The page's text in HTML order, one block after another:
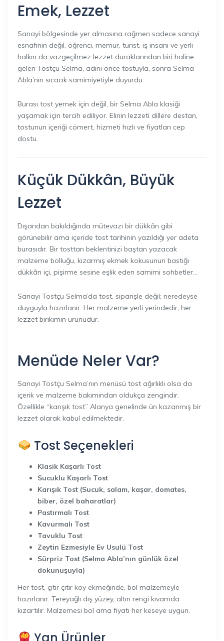
Emek, Lezzet
Sanayi bölgesinde yer almasına rağmen sadece sanayi
esnafının değil, öğrenci, memur, turist, iş insanı ve yerli
halkın da vazgeçilmez lezzet duraklarından biri haline
gelen Tostçu Selma, adını önce tostuyla, sonra Selma
Abla’nın sıcacık samimiyetiyle duyurdu.
Burası tost yemek için değil, bir Selma Abla klasiği
yaşamak için tercih ediliyor. Elinin lezzeti dillere destan,
tostunun içeriği cömert, hizmeti hızlı ve fiyatları cep
dostu.
Küçük Dükkân, Büyük
Lezzet
Dışarıdan bakıldığında mütevazı bir dükkân gibi
görünebilir ama içeride tost tarihinin yazıldığı yer adeta
burasıdır. Bir tosttan beklentinizi baştan yazacak
malzeme bolluğu, kızarmış ekmek kokusunun bastığı
dükkân içi, pişirme sesine eşlik eden samimi sohbetler…
Sanayi Tostçu Selma’da tost, siparişle değil; neredeyse
duyguyla hazırlanır. Her malzeme yerli yerindedir, her
lezzet birikimin ürünüdür.
Menüde Neler Var?
Sanayi Tostçu Selma’nın menüsü tost ağırlıklı olsa da
içerik ve malzeme bakımından oldukça zengindir.
Özellikle “karışık tost” Alanya genelinde ün kazanmış bir
lezzet olarak kabul edilmektedir.
Tost Seçenekleri
Klasik Kaşarlı Tost
Sucuklu Kaşarlı Tost
Karışık Tost (Sucuk, salam, kaşar, domates,
biber, özel baharatlar)
Pastırmalı Tost
Kavurmalı Tost
Tavuklu Tost
Zeytin Ezmesiyle Ev Usulü Tost
Sürpriz Tost (Selma Abla’nın günlük özel
dokunuşuyla)
Her tost, çıtır çıtır köy ekmeğinde, bol malzemeyle
hazırlanır. Tereyağlı dış yüzey, altın rengi kıvamda
kızartılır. Malzemesi bol ama fiyatı her keseye uygun.